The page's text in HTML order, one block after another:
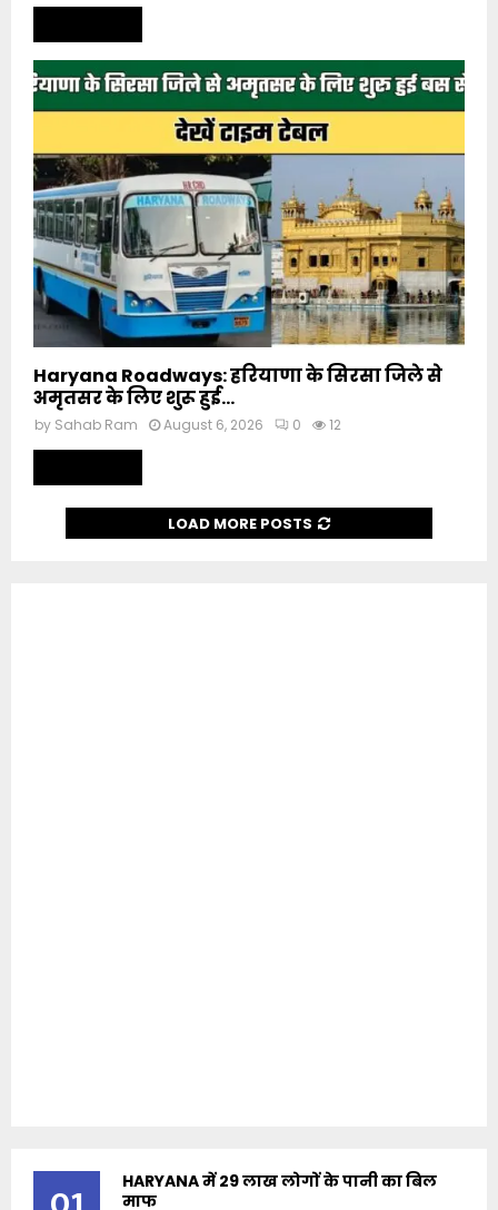
Haryana Roadways: हरियाणा के सिरसा जिले से
अमृतसर के लिए शुरू हुई...
by Sahab Ram August 6, 2026 0 12
LOAD MORE POSTS
HARYANA में 29 लाख लोगों के पानी का बिल
माफ